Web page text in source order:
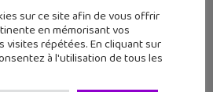
sur ce site afin de vous offrir
en mémorisant vos
répétées. En cliquant sur
à l'utilisation de tous les